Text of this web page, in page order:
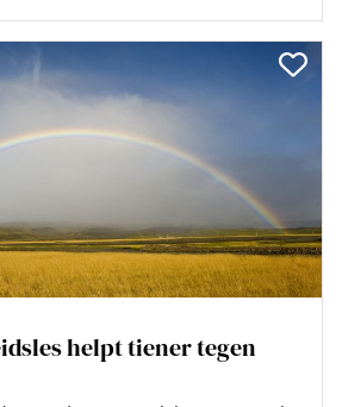
helpt tiener tegen